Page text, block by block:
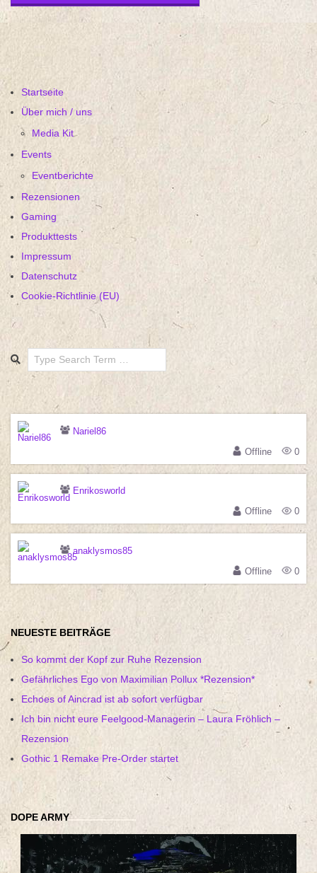
Startseite
Über mich / uns
Media Kit
Events
Eventberichte
Rezensionen
Gaming
Produkttests
Impressum
Datenschutz
Cookie-Richtlinie (EU)
Search
Nariel86
Offline
0
Enrikosworld
Offline
0
anaklysmos85
Offline
0
NEUESTE BEITRÄGE
So kommt der Kopf zur Ruhe Rezension
Gefährliches Ego von Maximilian Pollux *Rezension*
Echoes of Aincrad ist ab sofort verfügbar
Ich bin nicht eure Feelgood-Managerin – Laura Fröhlich –
Rezension
Gothic 1 Remake Pre-Order startet
DOPE ARMY